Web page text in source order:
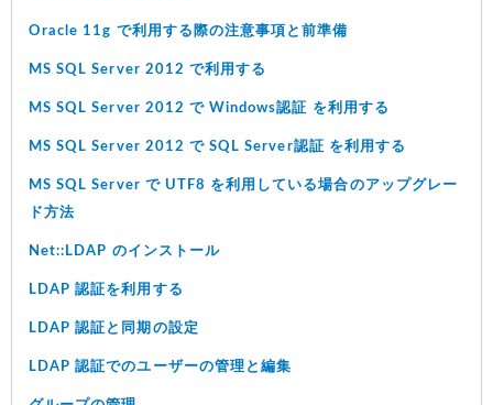
Oracle 11g で利用する際の注意事項と前準備
MS SQL Server 2012 で利用する
MS SQL Server 2012 で Windows認証 を利用する
MS SQL Server 2012 で SQL Server認証 を利用する
MS SQL Server で UTF8 を利用している場合のアップグレー
ド方法
Net::LDAP のインストール
LDAP 認証を利用する
LDAP 認証と同期の設定
LDAP 認証でのユーザーの管理と編集